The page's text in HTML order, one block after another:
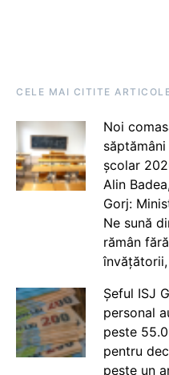
CELE MAI CITITE
Noi
școlar
Alin
Gorj:
Ne sună
rămân
Șeful ISJ
personal
peste
pentru
peste un